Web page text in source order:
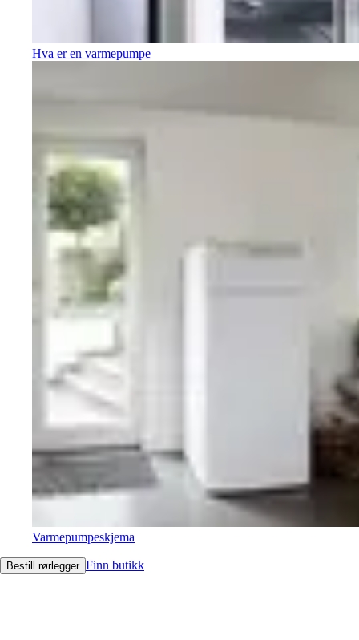
Hva er en varmepumpe
Varmepumpeskjema
Bestill rørlegger Finn butikk